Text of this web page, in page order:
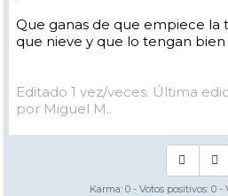
Que ganas de que empiece la
que nieve y que lo tengan bien
Editado 1 vez/veces. Última
por Miguel M..
Karma: 0 - Votos positivos: 0 -